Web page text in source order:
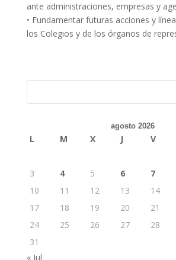
ante administraciones, empresas y
• Fundamentar futuras acciones y
los Colegios y de los órganos de
agosto 2026
L M X J V
3
4 5 6 7
10
11 12 13 14
17
18 19 20 21
24
25 26 27 28
31
« Jul